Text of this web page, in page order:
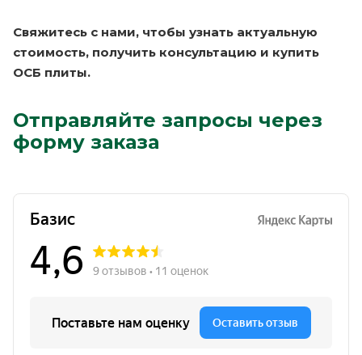
Свяжитесь с нами, чтобы узнать актуальную
стоимость, получить консультацию и купить
ОСБ плиты.
Отправляйте запросы через
форму заказа